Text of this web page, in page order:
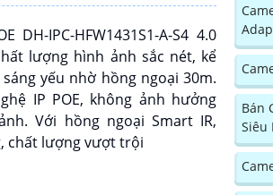
DH-IPC-HFW1431S1-A-S4 4.0
lượng hình ảnh sắc nét, kể
yếu nhờ hồng ngoại 30m.
IP POE, không ảnh hưởng
Với hồng ngoại Smart IR,
chất lượng vượt trội
Bán
Siêu